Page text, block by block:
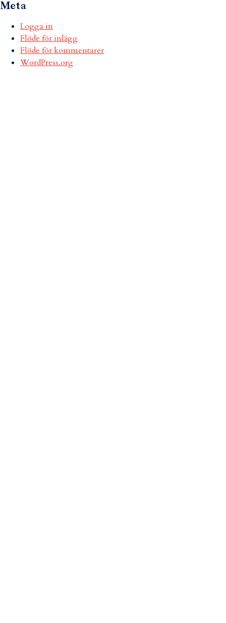
Meta
Logga in
Flöde för inlägg
Flöde för kommentarer
WordPress.org